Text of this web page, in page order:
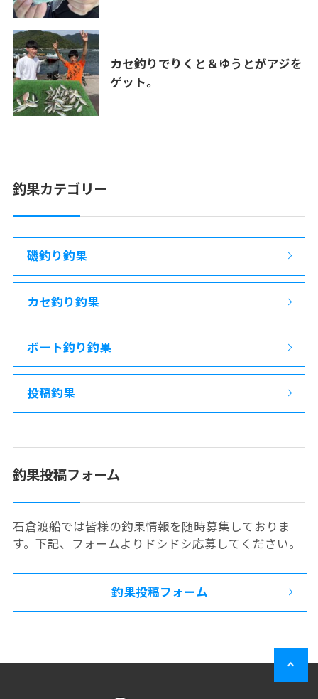
カセ釣りでりくと＆ゆうとがアジを
ゲット。
釣果カテゴリー
磯釣り釣果
カセ釣り釣果
ボート釣り釣果
投稿釣果
釣果投稿フォーム
石倉渡船では皆様の釣果情報を随時募集しておりま
す。下記、フォームよりドシドシ応募してください。
釣果投稿フォーム